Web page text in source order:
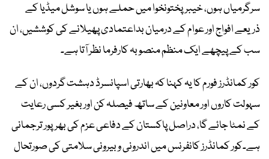
سرگرمیاں ہوں، خیبرپختونخوا میں حملے ہوں یا سوشل میڈیا کے
ذریعے افواج اور عوام کے درمیان بداعتمادی پھیلانے کی کوششیں، ان
سب کے پیچھے ایک منظم منصوبہ کارفرما نظر آتا ہے۔
کور کمانڈرز فورم کا یہ کہنا کہ بھارتی اسپانسرڈ دہشت گردوں، ان کے
سہولت کاروں اور معاونین کے ساتھ فیصلہ کن اور بغیر کسی رعایت
کے نمٹا جائے گا، دراصل پاکستان کے دفاعی عزم کی بھرپور ترجمانی
ہے۔کور کمانڈرز کانفرنس میں اندرونی و بیرونی سلامتی کی صورتحال